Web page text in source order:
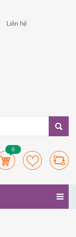
Liên hệ
0